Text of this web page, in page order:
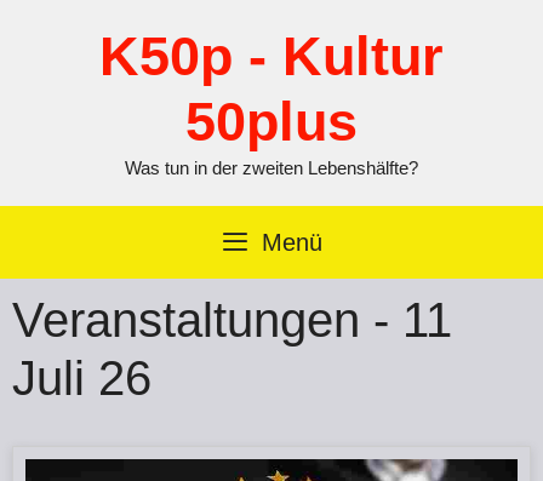
K50p - Kultur
50plus
Was tun in der zweiten Lebenshälfte?
Menü
Veranstaltungen - 11
Juli 26